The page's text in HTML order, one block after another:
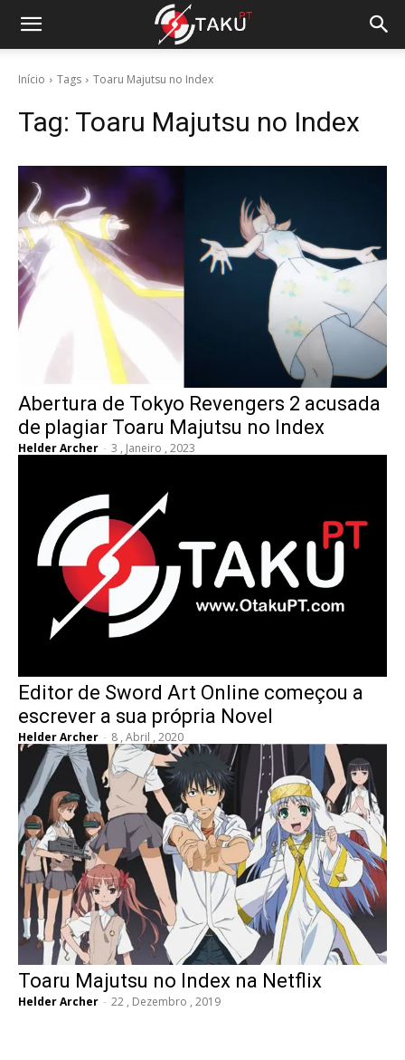
Início Tags Toaru Majutsu no Index
Tag: Toaru Majutsu no Index
Abertura de Tokyo Revengers 2 acusada
de plagiar Toaru Majutsu no Index
Helder Archer - 3 , Janeiro , 2023
Editor de Sword Art Online começou a
escrever a sua própria Novel
Helder Archer - 8 , Abril , 2020
Toaru Majutsu no Index na Netflix
Helder Archer - 22 , Dezembro , 2019